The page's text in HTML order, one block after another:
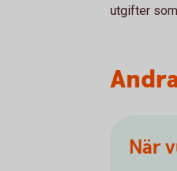
utgifter
När